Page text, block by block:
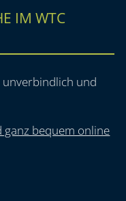
IM WTC
und
ganz bequem online